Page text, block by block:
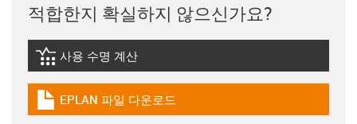
적합한지 확실하지 않으신가요?
igus-icon-lebensdauerrechner
사용 수명 계산
igus-icon-download-plan
EPLAN 파일 다운로드